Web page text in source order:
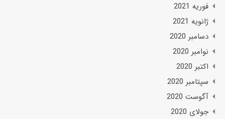
فوریه 2021
ژانویه 2021
دسامبر 2020
نوامبر 2020
اکتبر 2020
سپتامبر 2020
آگوست 2020
جولای 2020